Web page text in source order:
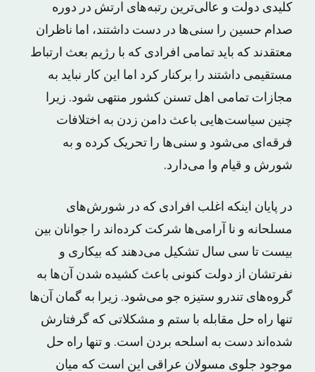
کلیدی دولت و عالی‌ترین رتبه‌های ارتش در دوره
صدام حسین را سنی‌ها در دست داشتند، اما ناظران
معتقدند که باید تمامی افرادی که با رژیم بعث ارتباط
مستقیمی داشتند را برکنار کرد اما این کار نباید به
مجازات تمامی اهل تسنن کشور منتهی شود. زیرا
چنین سیاست‌هایی باعث دامن زدن به اختلافات
فرقه‌ای می‌شود و سنی‌ها را تحریک کرده و به
شورش و قیام وا می‌دارد.
در پایان اینکه اغلب افرادی که در شورش‌های
مسلحانه و نا آرامی‌ها شرکت کرده‌اند را جوانان بین
بیست تا سی سال تشکیل می‌دهند که بیکاری و
نفرتشان از دولت کنونی باعث کشیده شدن آن‌ها به
گروه‌های تندرو ستیزه جو می‌شود. زیرا به گمان آن‌ها
تنها راه حل مقابله با ستم و مشکلاتی که گرفتارش
شده‌اند دست به اسلحه بردن است. و تنها راه حل
موجود جلوی مسولان عراقی این است که میان